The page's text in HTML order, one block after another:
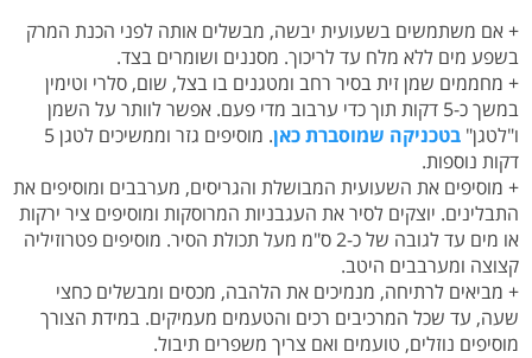
+ אם משתמשים בשעועית יבשה, מבשלים אותה לפני הכנת המרק
בשפע מים ללא מלח עד לריכוך. מסננים ושומרים בצד.
+ מחממים שמן זית בסיר רחב ומטגנים בו בצל, שום, סלרי וטימין
במשך כ-5 דקות תוך כדי ערבוב מדי פעם. אפשר לוותר על השמן
ו"לטגן" בטכניקה שמוסברת כאן
. מוסיפים גזר וממשיכים לטגן 5
דקות נוספות.
+ מוסיפים את השעועית המבושלת והגריסים, מערבבים ומוסיפים את
התבלינים. יוצקים לסיר את העגבניות המרוסקות ומוסיפים ציר ירקות
או מים עד לגובה של כ-2 ס"מ מעל תכולת הסיר. מוסיפים פטרוזיליה
קצוצה ומערבבים היטב.
+ מביאים לרתיחה, מנמיכים את הלהבה, מכסים ומבשלים כחצי
שעה, עד שכל המרכיבים רכים והטעמים מעמיקים. במידת הצורך
מוסיפים נוזלים, טועמים ואם צריך משפרים תיבול.